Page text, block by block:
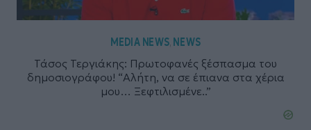
MEDIA NEWS,NEWS
Τάσος Τεργιάκης: Πρωτοφανές ξέσπασμα του
δημοσιογράφου! “Αλήτη, να σε έπιανα στα χέρια
μου… Ξεφτιλισμένε..”